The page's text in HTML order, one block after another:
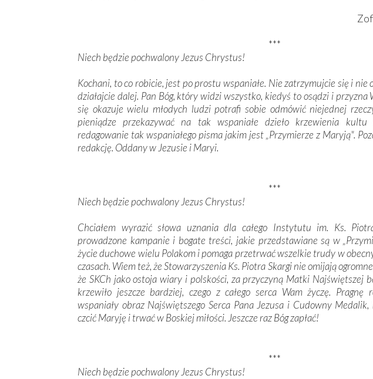
***
Niech będzie pochwalony Jezus Chrystus!
Kochani, to co robicie, jest po prostu wspaniałe. Nie zatrzymujcie się i nie
działajcie dalej. Pan Bóg, który widzi wszystko, kiedyś to osądzi i przyzna
się okazuje wielu młodych ludzi potrafi sobie odmówić niejednej
pieniądze przekazywać na tak wspaniałe dzieło krzewienia kultu
redagowanie tak wspaniałego pisma jakim jest „Przymierze z Maryją".
redakcję. Oddany w Jezusie i Maryi.
***
Niech będzie pochwalony Jezus Chrystus!
Chciałem wyrazić słowa uznania dla całego Instytutu im. Ks.
prowadzone kampanie i bogate treści, jakie przedstawiane są w
życie duchowe wielu Polakom i pomaga przetrwać wszelkie trudy w
czasach. Wiem też, że Stowarzyszenia Ks. Piotra Skargi nie omijają
że SKCh jako ostoja wiary i polskości, za przyczyną Matki Najświętszej
krzewiło jeszcze bardziej, czego z całego serca Wam życzę. Pragnę
wspaniały obraz Najświętszego Serca Pana Jezusa i Cudowny
czcić Maryję i trwać w Boskiej miłości. Jeszcze raz Bóg zapłać!
***
Niech będzie pochwalony Jezus Chrystus!